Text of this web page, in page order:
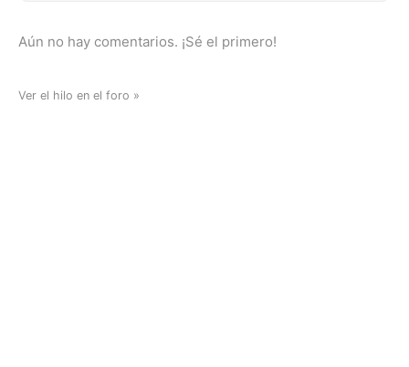
Aún no hay comentarios. ¡Sé el primero!
Ver el hilo en el foro »